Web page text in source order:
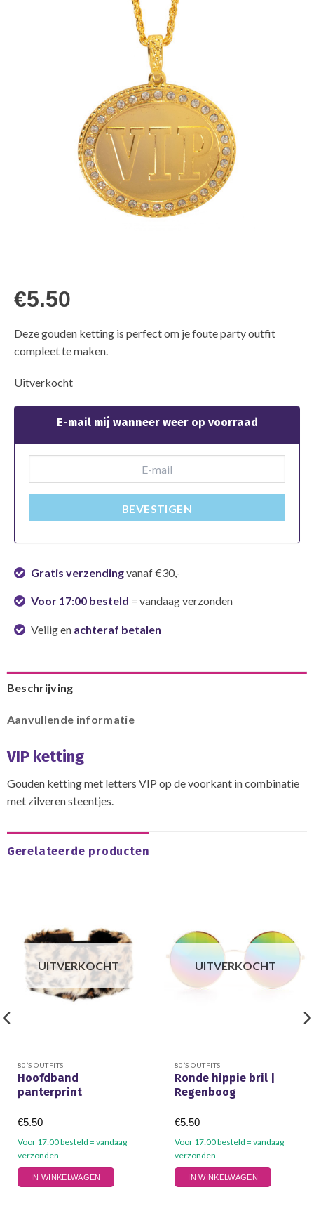
€5.50
Deze gouden ketting is perfect om je foute party outfit
compleet te maken.
Uitverkocht
E-mail mij wanneer weer op voorraad
BEVESTIGEN
Gratis verzendingvanaf €30,-
Voor 17:00 besteld = vandaag verzonden
Veilig en achteraf betalen
Beschrijving
Aanvullende informatie
VIP ketting
Gouden ketting met letters VIP op de voorkant in combinatie
met zilveren steentjes.
Gerelateerde producten
UITVERKOCHT
80’S OUTFITS
Hoofdband
panterprint
Voor 17:00 besteld = vandaag
verzonden
€5.50
IN WINKELWAGEN
UITVERKOCHT
80’S OUTFITS
Ronde hippie bril |
Regenboog
Voor 17:00 besteld = vandaag
verzonden
€5.50
IN WINKELWAGEN